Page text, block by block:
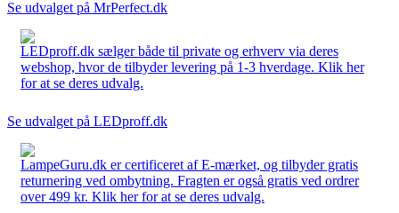
Se udvalget på MrPerfect.dk
LEDproff.dk sælger både til private og erhverv via deres
webshop, hvor de tilbyder levering på 1-3 hverdage. Klik her
for at se deres udvalg.
Se udvalget på LEDproff.dk
LampeGuru.dk er certificeret af E-mærket, og tilbyder gratis
returnering ved ombytning. Fragten er også gratis ved ordrer
over 499 kr. Klik her for at se deres udvalg.